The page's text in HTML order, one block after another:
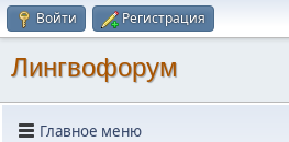
Войти Регистрация
Лингвофорум
Главное меню